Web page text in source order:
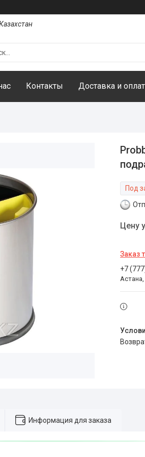
Контакты Доставка и
Под
Цену
Заказ
+7
Информация для заказа